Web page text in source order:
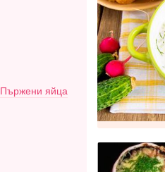
Пържени яйца